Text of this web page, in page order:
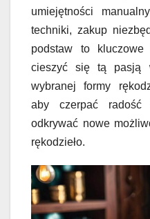
umiejętności
techniki, zakup
podstaw to
cieszyć się tą pasją
wybranej formy
aby czerpać
odkrywać nowe
rękodzieło.